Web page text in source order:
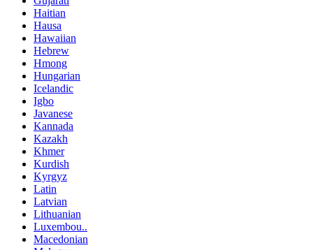
Haitian
Hausa
Hawaiian
Hebrew
Hmong
Hungarian
Icelandic
Igbo
Javanese
Kannada
Kazakh
Khmer
Kurdish
Kyrgyz
Latin
Latvian
Lithuanian
Luxembou..
Macedonian